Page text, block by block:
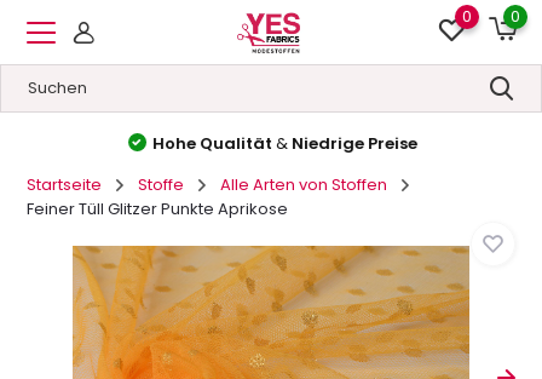
0 0
Hohe Qualität & Niedrige Preise
Startseite
Stoffe
Alle Arten von Stoffen
Feiner Tüll Glitzer Punkte Aprikose